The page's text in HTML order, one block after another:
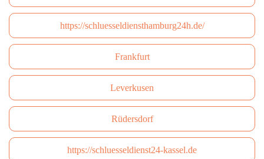
https://schluesseldiensthamburg24h.de/
Frankfurt
Leverkusen
Rüdersdorf
https://schluesseldienst24-kassel.de